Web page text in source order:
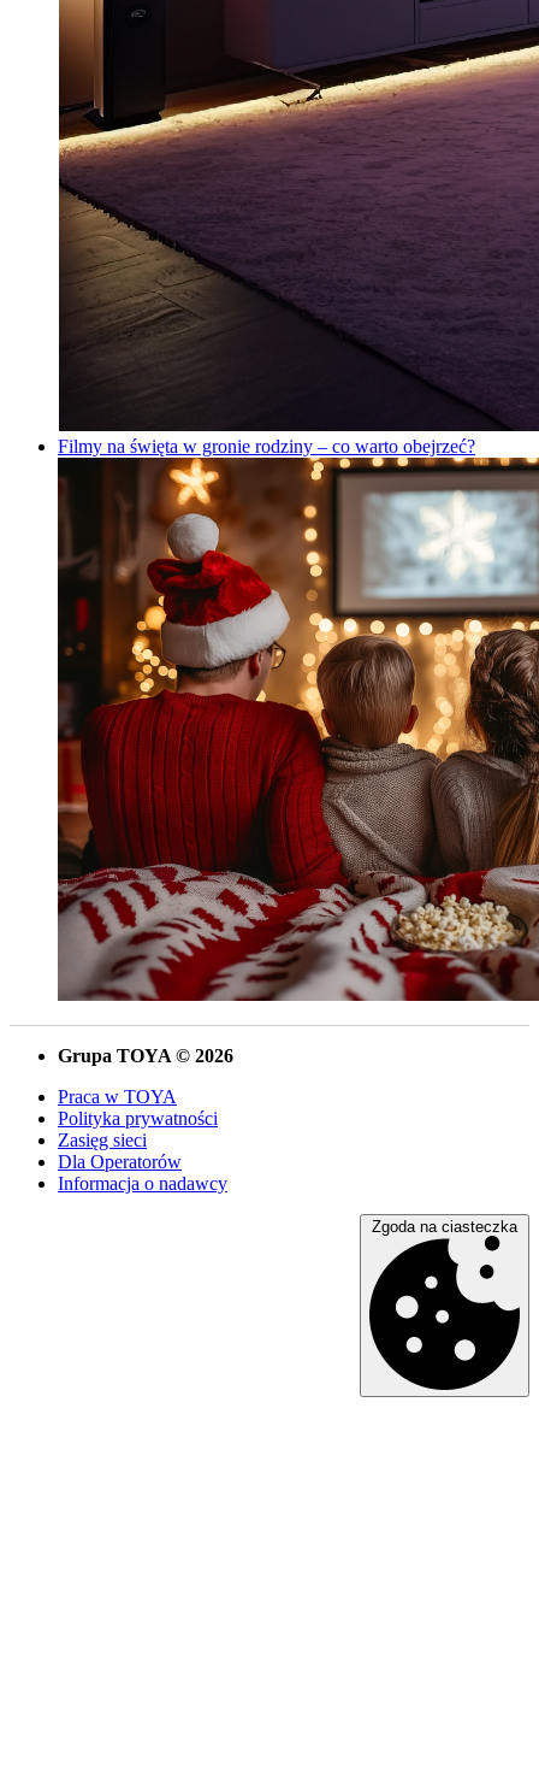
Filmy na święta w gronie rodziny – co warto obejrzeć?
Grupa TOYA © 2026
Praca w TOYA
Polityka prywatności
Zasięg sieci
Dla Operatorów
Informacja o nadawcy
Zgoda na ciasteczka